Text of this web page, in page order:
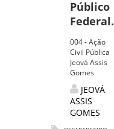
Público
Federal.
004 - Ação
Civil Pública
Jeová Assis
Gomes
JEOVÁ
ASSIS
GOMES